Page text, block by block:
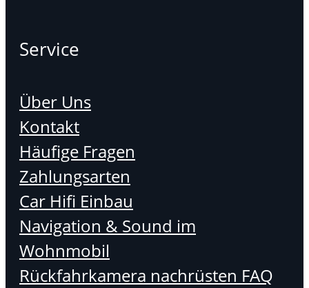
Service
Über Uns
Kontakt
Häufige Fragen
Zahlungsarten
Car Hifi Einbau
Navigation & Sound im
Wohnmobil
Rückfahrkamera nachrüsten FAQ